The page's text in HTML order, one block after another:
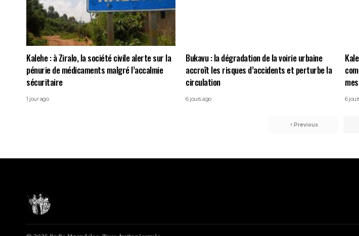
Kalehe : à Ziralo, la société civile alerte sur la
pénurie de médicaments malgré l’accalmie
sécuritaire
1 jour ago
Bukavu : la dégradation de la voirie urbaine
accroît les risques d’accidents et perturbe la
circulation
6 jours ago 6
Previous